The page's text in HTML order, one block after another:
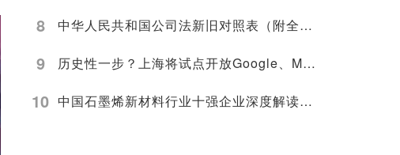
8 中华人民共和国公司法新旧对照表（附全文）
9 历史性一步？上海将试点开放Google、Meta等国际平台访问！
10 中国石墨烯新材料行业十强企业深度解读（2025）